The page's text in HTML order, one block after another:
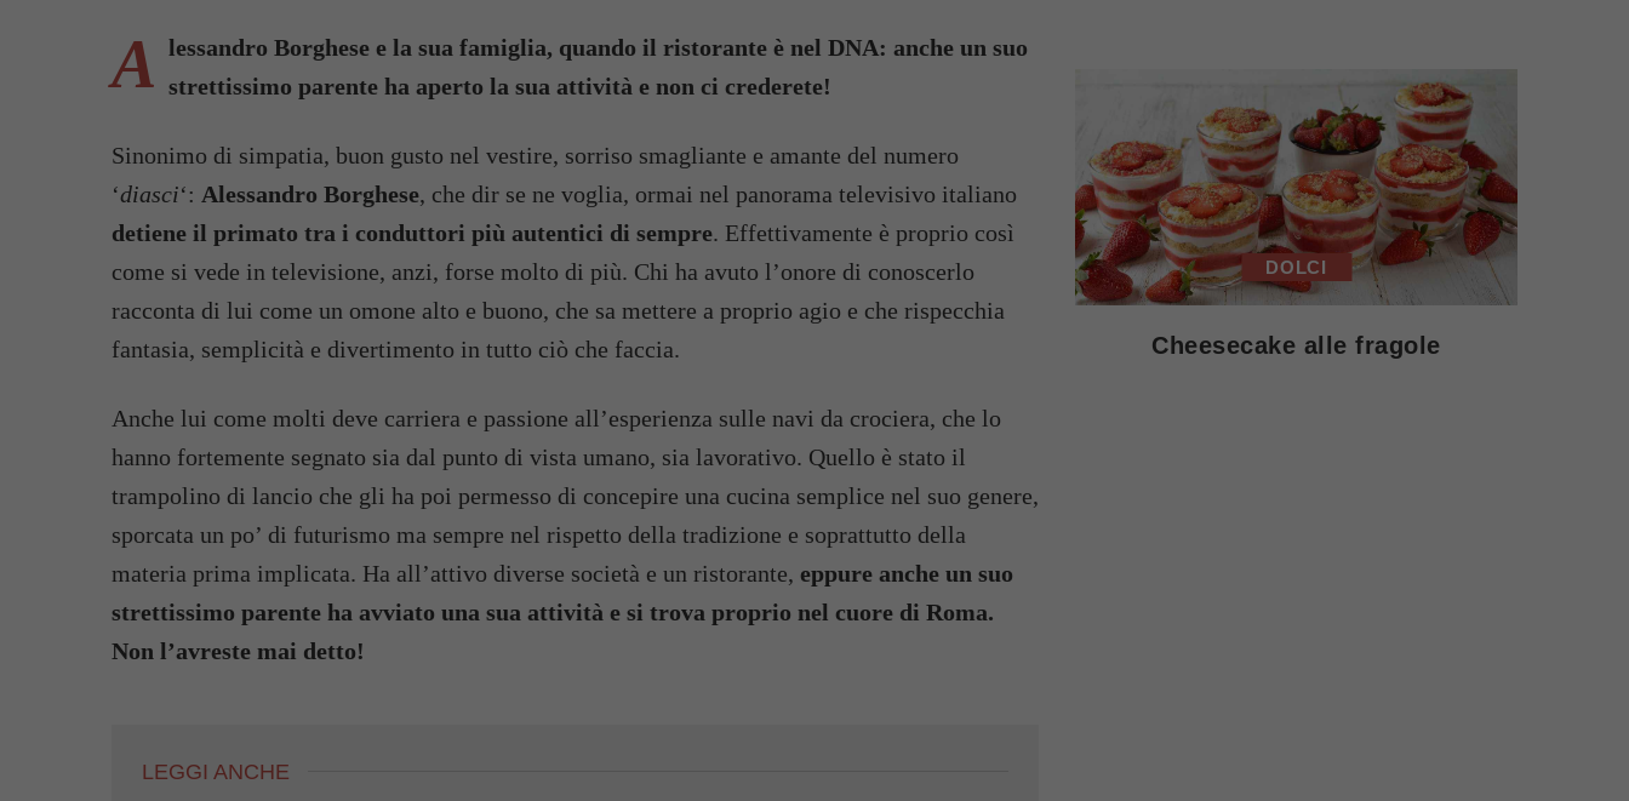
A lessandro Borghese e la sua famiglia, quando il ristorante è nel DNA: anche un suo
strettissimo parente ha aperto la sua attività e non ci crederete!
Sinonimo di simpatia, buon gusto nel vestire, sorriso smagliante e amante del numero
‘diasci‘: Alessandro Borghese, che dir se ne voglia, ormai nel panorama televisivo italiano
detiene il primato tra i conduttori più autentici di sempre. Effettivamente è proprio così
come si vede in televisione, anzi, forse molto di più. Chi ha avuto l’onore di conoscerlo
racconta di lui come un omone alto e buono, che sa mettere a proprio agio e che rispecchia
fantasia, semplicità e divertimento in tutto ciò che faccia.
Anche lui come molti deve carriera e passione all’esperienza sulle navi da crociera, che lo
hanno fortemente segnato sia dal punto di vista umano, sia lavorativo. Quello è stato il
trampolino di lancio che gli ha poi permesso di concepire una cucina semplice nel suo genere,
sporcata un po’ di futurismo ma sempre nel rispetto della tradizione e soprattutto della
materia prima implicata. Ha all’attivo diverse società e un ristorante, eppure anche un suo
strettissimo parente ha avviato una sua attività e si trova proprio nel cuore di Roma.
Non l’avreste mai detto!
LEGGI ANCHE
DOLCI
Cheesecake alle fragole